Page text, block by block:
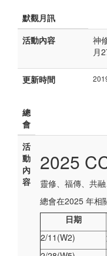
默觀月訊
活動內容
神
月
更新時間
總
會
活
動
內
容
2025
靈修、福傳、共
總會在2025 年相
日期
2/11(W2)